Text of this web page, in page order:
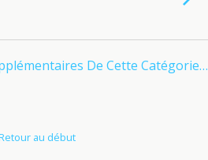
De Cette Catégorie…
au début